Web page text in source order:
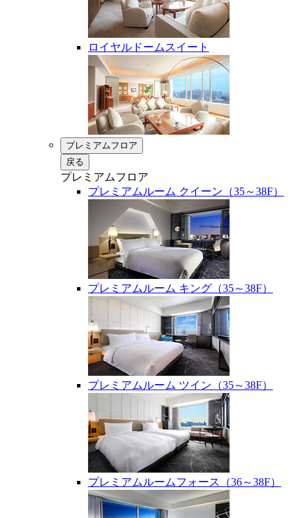
ロイヤルドームスイート
プレミアムフロア
戻る
プレミアムフロア
プレミアムルーム クイーン（35～38F）
プレミアムルーム キング（35～38F）
プレミアムルーム ツイン（35～38F）
プレミアムルームフォース（36～38F）